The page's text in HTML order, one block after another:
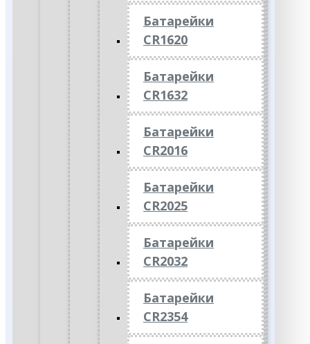
Батарейки
CR1620
Батарейки
CR1632
Батарейки
CR2016
Батарейки
CR2025
Батарейки
CR2032
Батарейки
CR2354